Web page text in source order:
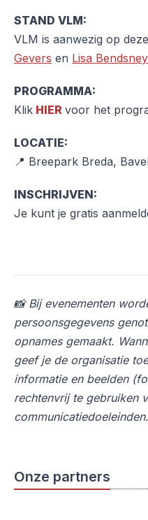
STAND VLM:
VLM is aanwezig op
Gevers en Lisa
PROGRAMMA:
Klik HIER voor het
LOCATIE:
📍 Breepark Breda,
INSCHRIJVEN:
Je kunt je gratis
📸 Bij evenementen
persoonsgegevens
opnames gemaakt.
geef je de organisatie
informatie en beelden
rechtenvrij te gebruiken
communicatiedoeleinden.
Onze partners